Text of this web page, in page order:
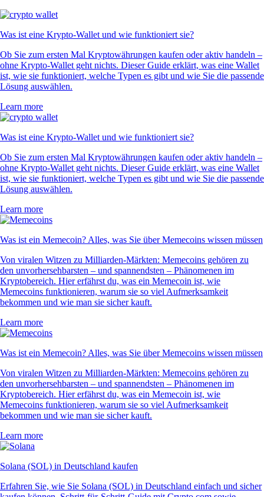
Was ist eine Krypto-Wallet und wie funktioniert sie?
Ob Sie zum ersten Mal Kryptowährungen kaufen oder aktiv handeln –
ohne Krypto-Wallet geht nichts. Dieser Guide erklärt, was eine Wallet
ist, wie sie funktioniert, welche Typen es gibt und wie Sie die passende
Lösung auswählen.
Learn more
Was ist eine Krypto-Wallet und wie funktioniert sie?
Ob Sie zum ersten Mal Kryptowährungen kaufen oder aktiv handeln –
ohne Krypto-Wallet geht nichts. Dieser Guide erklärt, was eine Wallet
ist, wie sie funktioniert, welche Typen es gibt und wie Sie die passende
Lösung auswählen.
Learn more
Was ist ein Memecoin? Alles, was Sie über Memecoins wissen müssen
Von viralen Witzen zu Milliarden-Märkten: Memecoins gehören zu
den unvorhersehbarsten – und spannendsten – Phänomenen im
Kryptobereich. Hier erfährst du, was ein Memecoin ist, wie
Memecoins funktionieren, warum sie so viel Aufmerksamkeit
bekommen und wie man sie sicher kauft.
Learn more
Was ist ein Memecoin? Alles, was Sie über Memecoins wissen müssen
Von viralen Witzen zu Milliarden-Märkten: Memecoins gehören zu
den unvorhersehbarsten – und spannendsten – Phänomenen im
Kryptobereich. Hier erfährst du, was ein Memecoin ist, wie
Memecoins funktionieren, warum sie so viel Aufmerksamkeit
bekommen und wie man sie sicher kauft.
Learn more
Solana (SOL) in Deutschland kaufen
Erfahren Sie, wie Sie Solana (SOL) in Deutschland einfach und sicher